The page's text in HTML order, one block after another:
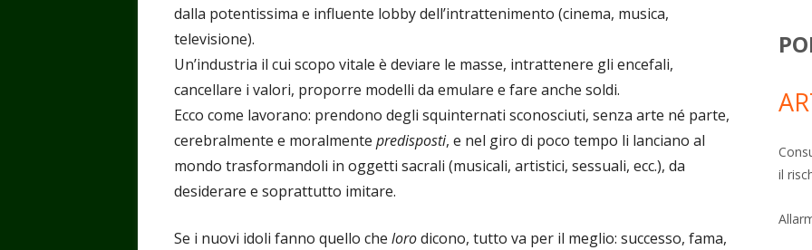
dalla potentissima e influente lobby dell’intrattenimento (cinema, musica,
televisione).
Un’industria il cui scopo vitale è deviare le masse, intrattenere gli encefali,
cancellare i valori, proporre modelli da emulare e fare anche soldi.
Ecco come lavorano: prendono degli squinternati sconosciuti, senza arte né parte,
cerebralmente e moralmente predisposti, e nel giro di poco tempo li lanciano al
mondo trasformandoli in oggetti sacrali (musicali, artistici, sessuali, ecc.), da
desiderare e soprattutto imitare.
Se i nuovi idoli fanno quello che lorodicono, tutto va per il meglio: successo, fama,
il